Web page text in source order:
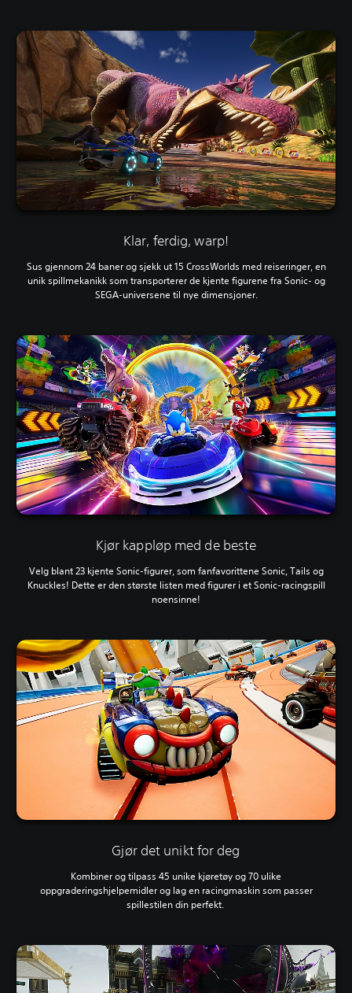
Klar, ferdig, warp!
Sus gjennom 24 baner og sjekk ut 15 CrossWorlds med reiseringer, en
unik spillmekanikk som transporterer de kjente figurene fra Sonic- og
SEGA-universene til nye dimensjoner.
Kjør kappløp med de beste
Velg blant 23 kjente Sonic-figurer, som fanfavorittene Sonic, Tails og
Knuckles! Dette er den største listen med figurer i et Sonic-racingspill
noensinne!
Gjør det unikt for deg
Kombiner og tilpass 45 unike kjøretøy og 70 ulike
oppgraderingshjelpemidler og lag en racingmaskin som passer
spillestilen din perfekt.